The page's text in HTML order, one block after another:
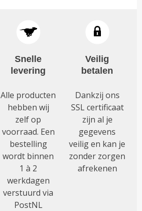
Snelle
levering
Alle producten
hebben wij
zelf op
voorraad. Een
bestelling
wordt binnen
1 à 2
werkdagen
verstuurd via
PostNL
Veilig
betalen
Dankzij ons
SSL certificaat
zijn al je
gegevens
veilig en kan je
zonder zorgen
afrekenen